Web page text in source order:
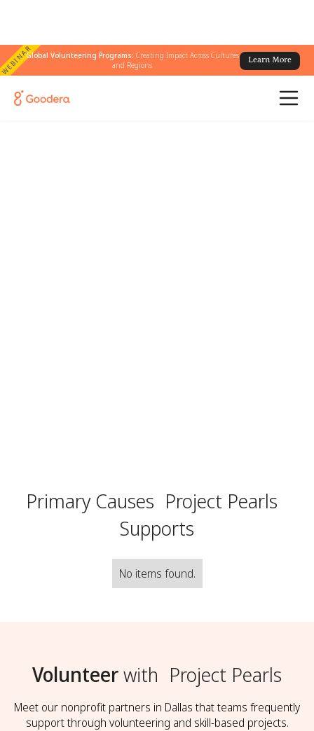
WEBINARGlobal Volunteering Programs: Creating Impact Across Cultures
and Regions
Learn More
Primary Causes Project Pearls
Supports
No items found.
Volunteerwith Project Pearls
Meet our nonprofit partners in Dallas that teams frequently
support through volunteering and skill-based projects.